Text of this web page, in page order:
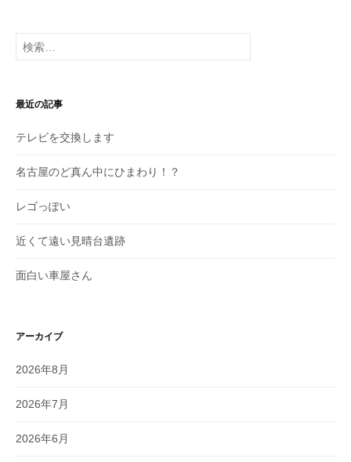
投
稿
検
索:
最近の記事
テレビを交換します
名古屋のど真ん中にひまわり！？
レゴっぽい
近くて遠い見晴台遺跡
面白い車屋さん
アーカイブ
2026年8月
2026年7月
2026年6月